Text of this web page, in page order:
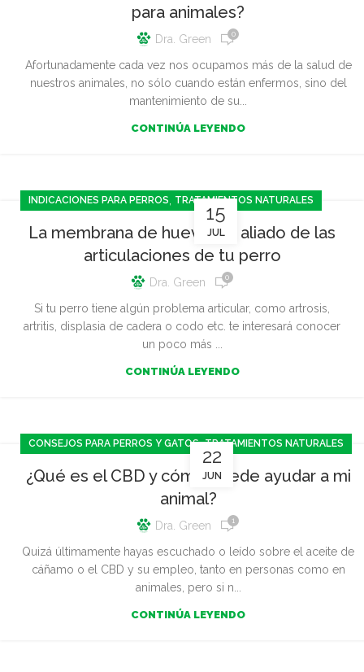
para animales?
Dra. Green 0
Afortunadamente cada vez nos ocupamos más de la salud de
nuestros animales, no sólo cuando están enfermos, sino del
mantenimiento de su...
CONTINÚA LEYENDO
15
JUL
INDICACIONES PARA PERROS TRATAMIENTOS NATURALES
La membrana de huevo, un aliado de las
articulaciones de tu perro
Dra. Green 0
Si tu perro tiene algún problema articular, como artrosis,
artritis, displasia de cadera o codo etc. te interesará conocer
un poco más ...
CONTINÚA LEYENDO
22
JUN
CONSEJOS PARA PERROS Y GATOS,TRATAMIENTOS NATURALES
¿Qué es el CBD y cómo puede ayudar a mi
animal?
Dra. Green 1
Quizá últimamente hayas escuchado o leído sobre el aceite de
cáñamo o el CBD y su empleo, tanto en personas como en
animales, pero si n...
CONTINÚA LEYENDO